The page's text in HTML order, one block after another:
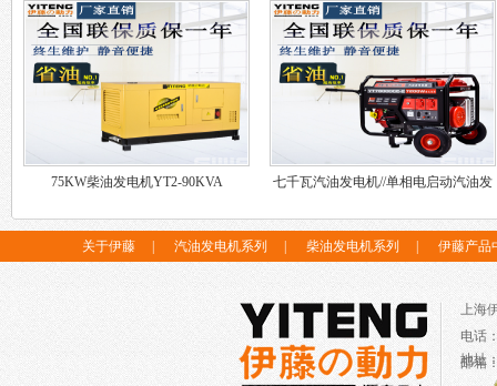
75KW柴油发电机YT2-90KVA
七千瓦汽油发电机//单相电启动汽油发
关于伊藤 汽油发电机系列 柴油发电机系列 伊藤产品
上海
电话
邮箱
地址